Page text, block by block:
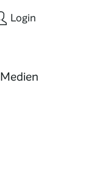
Login
Medien